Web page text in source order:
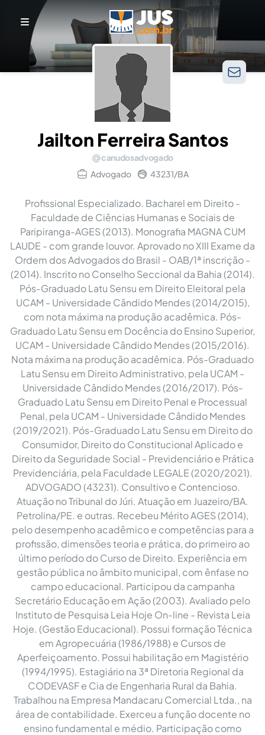
Jailton Ferreira Santos
canudosadvogado
Advogado
43231/BA
Profissional Especializado. Bacharel em Direito -
Faculdade de Ciências Humanas e Sociais de
Paripiranga-AGES (2013). Monografia MAGNA CUM
LAUDE - com grande louvor. Aprovado no XIII Exame da
Ordem dos Advogados do Brasil - OAB/1ª inscrição -
(2014). Inscrito no Conselho Seccional da Bahia (2014).
Pós-Graduado Latu Sensu em Direito Eleitoral pela
UCAM - Universidade Cândido Mendes (2014/2015),
com nota máxima na produção acadêmica. Pós-
Graduado Latu Sensu em Docência do Ensino Superior,
UCAM - Universidade Cândido Mendes (2015/2016).
Nota máxima na produção acadêmica. Pós-Graduado
Latu Sensu em Direito Administrativo, pela UCAM -
Universidade Cândido Mendes (2016/2017). Pós-
Graduado Latu Sensu em Direito Penal e Processual
Penal, pela UCAM - Universidade Cândido Mendes
(2019/2021). Pós-Graduado Latu Sensu em Direito do
Consumidor, Direito do Constitucional Aplicado e
Direito da Seguridade Social - Previdenciário e Prática
Previdenciária, pela Faculdade LEGALE (2020/2021).
ADVOGADO (43231). Consultivo e Contencioso.
Atuação no Tribunal do Júri. Atuação em Juazeiro/BA.
Petrolina/PE. e outras. Recebeu Mérito AGES (2014),
pelo desempenho acadêmico e competências para a
profissão, dimensões teoria e prática, do primeiro ao
último período do Curso de Direito. Experiência em
gestão pública no âmbito municipal, com ênfase no
campo educacional. Participou da campanha
Secretário Educação em Ação (2003). Avaliado pelo
Instituto de Pesquisa Leia Hoje On-line - Revista Leia
Hoje. (Gestão Educacional). Possui formação Técnica
em Agropecuária (1986/1988) e Cursos de
Aperfeiçoamento. Possui habilitação em Magistério
(1994/1995). Estagiário na 3ª Diretoria Regional da
CODEVASF e Cia de Engenharia Rural da Bahia.
Trabalhou na Empresa Mandacaru Comercial Ltda., na
área de contabilidade. Exerceu a função docente no
ensino fundamental e médio. Participação como